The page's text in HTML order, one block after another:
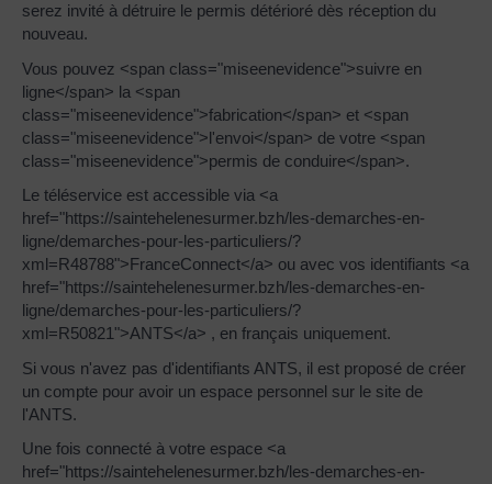
serez invité à détruire le permis détérioré dès réception du
nouveau.
Vous pouvez <span class="miseenevidence">suivre en
ligne</span> la <span
class="miseenevidence">fabrication</span> et <span
class="miseenevidence">l'envoi</span> de votre <span
class="miseenevidence">permis de conduire</span>.
Le téléservice est accessible via <a
href="https://saintehelenesurmer.bzh/les-demarches-en-
ligne/demarches-pour-les-particuliers/?
xml=R48788">FranceConnect</a> ou avec vos identifiants <a
href="https://saintehelenesurmer.bzh/les-demarches-en-
ligne/demarches-pour-les-particuliers/?
xml=R50821">ANTS</a> , en français uniquement.
Si vous n'avez pas d'identifiants ANTS, il est proposé de créer
un compte pour avoir un espace personnel sur le site de
l'ANTS.
Une fois connecté à votre espace <a
href="https://saintehelenesurmer.bzh/les-demarches-en-